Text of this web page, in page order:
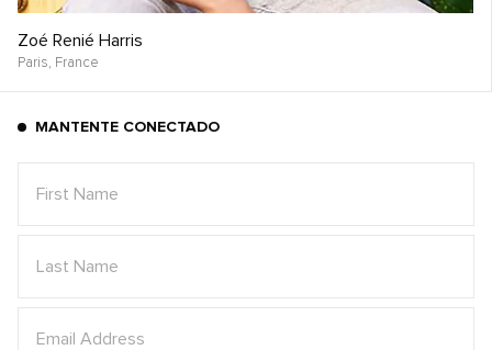
Zoé Renié Harris
Paris, France
MANTENTE CONECTADO